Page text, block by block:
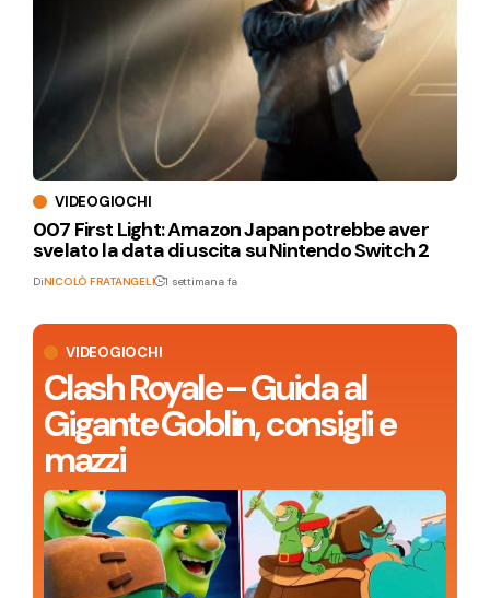
VIDEOGIOCHI
Clash Royale – Guida al
Gigante Goblin, consigli e
mazzi
VIDEOGIOCHI
007 First Light: Amazon Japan potrebbe aver
svelato la data di uscita su Nintendo Switch 2
DiNICOLÒ FRATANGELI 1 settimana fa